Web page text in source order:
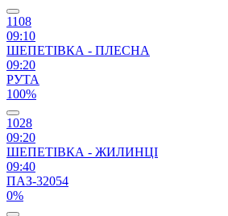
1108
09:10
ШЕПЕТІВКА - ПЛЕСНА
09:20
РУТА
100%
1028
09:20
ШЕПЕТІВКА - ЖИЛИНЦІ
09:40
ПАЗ-32054
0%